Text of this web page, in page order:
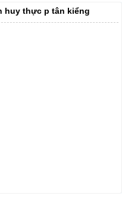
huy thực p tân kiểng